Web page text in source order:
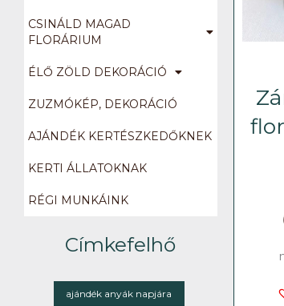
CSINÁLD MAGAD
FLORÁRIUM
ÉLŐ ZÖLD DEKORÁCIÓ
ZUZMÓKÉP, DEKORÁCIÓ
AJÁNDÉK KERTÉSZKEDŐKNEK
KERTI ÁLLATOKNAK
RÉGI MUNKÁINK
Címkefelhő
ajándék anyák napjára